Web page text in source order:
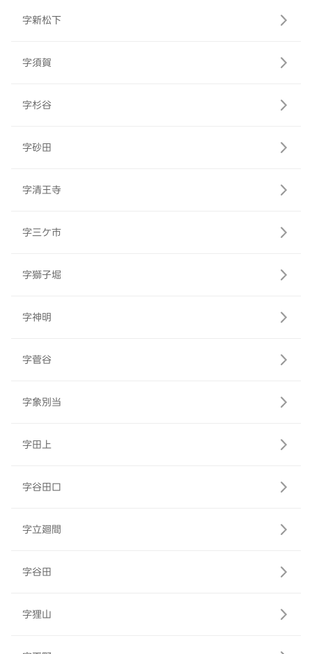
字新松下
字須賀
字杉谷
字砂田
字清王寺
字三ケ市
字獅子堀
字神明
字菅谷
字象別当
字田上
字谷田口
字立廻間
字谷田
字狸山